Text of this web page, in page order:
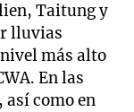
Taitung y
lluvias
más alto
En las
así como en